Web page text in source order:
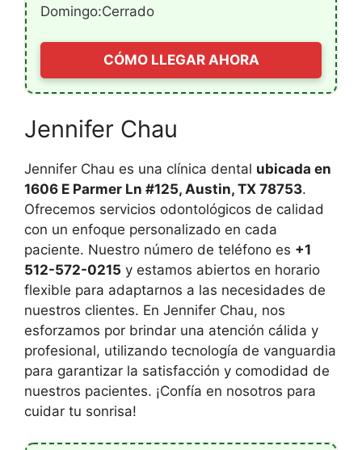
Domingo:Cerrado
CÓMO LLEGAR AHORA
Jennifer Chau
Jennifer Chau es una clínica dental ubicada en
1606 E Parmer Ln #125, Austin, TX 78753.
Ofrecemos servicios odontológicos de calidad
con un enfoque personalizado en cada
paciente. Nuestro número de teléfono es +1
512-572-0215 y estamos abiertos en horario
flexible para adaptarnos a las necesidades de
nuestros clientes. En Jennifer Chau, nos
esforzamos por brindar una atención cálida y
profesional, utilizando tecnología de vanguardia
para garantizar la satisfacción y comodidad de
nuestros pacientes. ¡Confía en nosotros para
cuidar tu sonrisa!